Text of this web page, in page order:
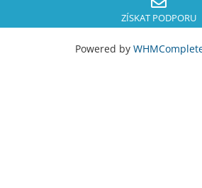
ZÍSKAT PODPORU
Powered by